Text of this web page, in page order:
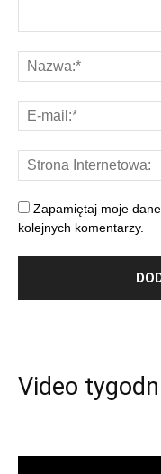
Zapamiętaj moje
kolejnych komentarzy.
Video